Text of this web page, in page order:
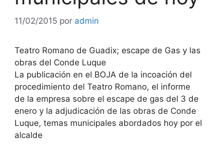
11/02/2015 por admin
Teatro Romano de Guadix; escape de Gas y las
obras del Conde Luque
La publicación en el BOJA de la incoación del
procedimiento del Teatro Romano, el informe
de la empresa sobre el escape de gas del 3 de
enero y la adjudicación de las obras de Conde
Luque, temas municipales abordados hoy por el
alcalde